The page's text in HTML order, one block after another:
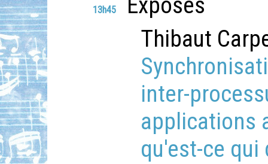
13h45
Exposés
Thibaut
inter-
applications
qu'est-ce qui